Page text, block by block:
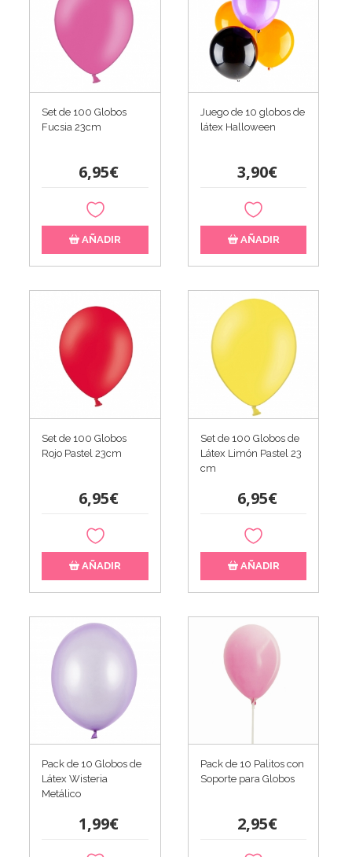
Set de 100 Globos
Fucsia 23cm
6,95€
AÑADIR
Juego de 10 globos de
látex Halloween
3,90€
AÑADIR
Set de 100 Globos
Rojo Pastel 23cm
6,95€
AÑADIR
Set de 100 Globos de
Látex Limón Pastel 23
cm
6,95€
AÑADIR
Pack de 10 Globos de
Látex Wisteria
Metálico
1,99€
Pack de 10 Palitos con
Soporte para Globos
2,95€